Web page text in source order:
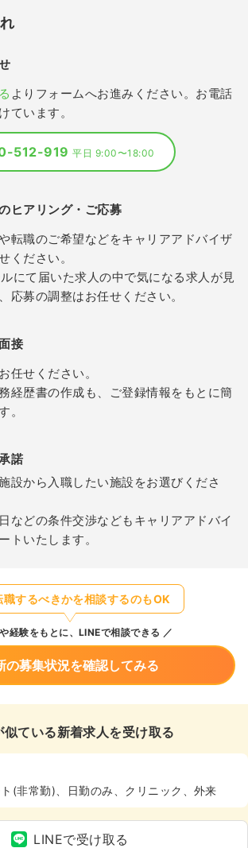
よりフォームへお進みください。お電話
ています。
512-919平日 9:00〜18:00
ヒアリング・ご応募
転職のご希望などをキャリアアドバイザ
ください。
にて届いた求人の中で気になる求人が見
応募の調整はお任せください。
接
任せください。
経歴書の作成も、ご登録情報をもとに簡
。
諾
設から入職したい施設をお選びくださ
などの条件交渉などもキャリアアドバイ
トいたします。
職するべきかを相談するのもOK
経験をもとに、LINEで相談できる
の募集状況を確認してみる
似ている新着求人を受け取る
(非常勤)、日勤のみ、クリニック、外来
LINEで受け取る